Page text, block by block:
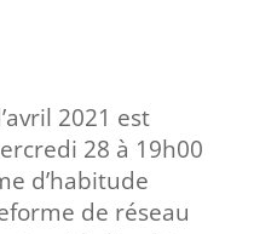
2021 est
28 à 19h00
d’habitude
de réseau